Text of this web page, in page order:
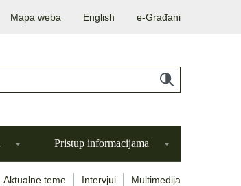
Mapa weba English e-Građani
Pristup informacijama
Aktualne teme Intervjui Multimedija